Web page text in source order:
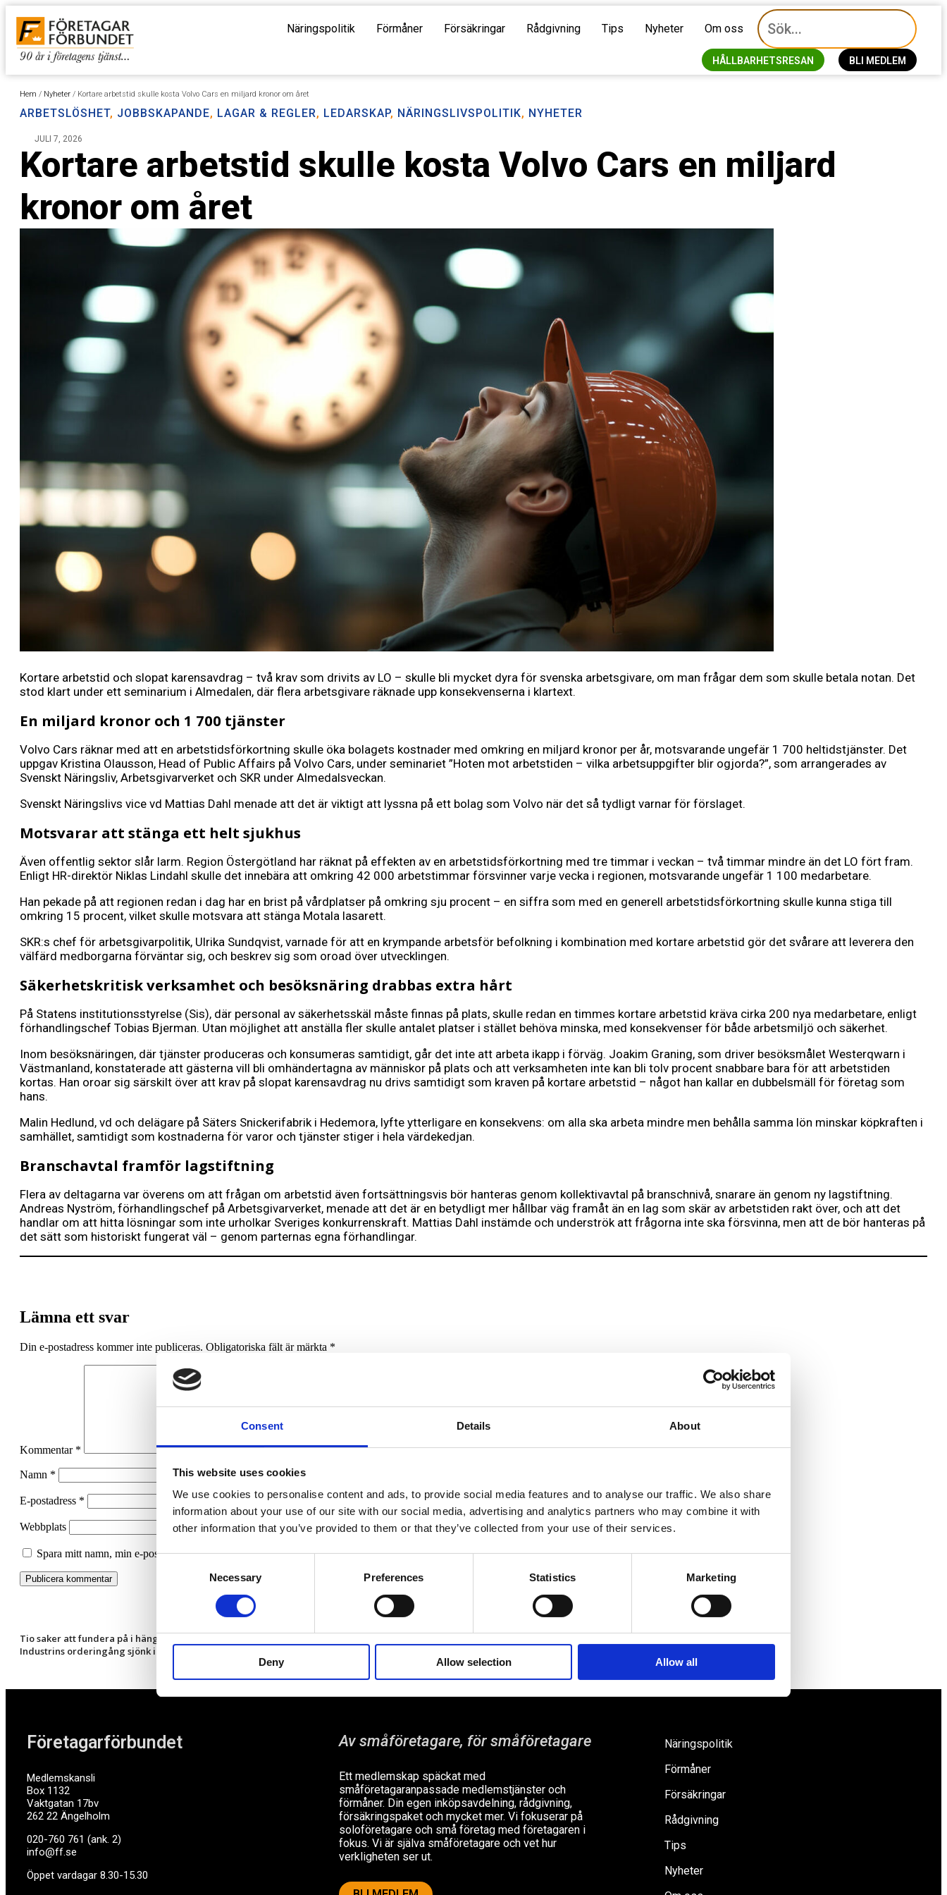
Consent Details About
This website uses cookies
We use cookies to personalise content and ads, to provide social media features and to analyse our traffic. We also share
information about your use of our site with our social media, advertising and analytics partners who may combine it with
other information that you’ve provided to them or that they’ve collected from your use of their services.
Consent
Necessary Preferences Statistics Marketing
Deny Allow selection Allow all
Näringspolitik Förmåner Försäkringar Rådgivning Tips Nyheter Om oss
HÅLLBARHETSRESAN BLI MEDLEM
Hem / Nyheter / Kortare arbetstid skulle kosta Volvo Cars en miljard kronor om året
ARBETSLÖSHET, JOBBSKAPANDE, LAGAR & REGLER, LEDARSKAP, NÄRINGSLIVSPOLITIK, NYHETER
JULI 7, 2026
Kortare arbetstid skulle kosta Volvo Cars en miljard
kronor om året
Kortare arbetstid och slopat karensavdrag – två krav som drivits av LO – skulle bli mycket dyra för svenska arbetsgivare, om man frågar dem som skulle betala notan. Det
stod klart under ett seminarium i Almedalen, där flera arbetsgivare räknade upp konsekvenserna i klartext.
En miljard kronor och 1 700 tjänster
Volvo Cars räknar med att en arbetstidsförkortning skulle öka bolagets kostnader med omkring en miljard kronor per år, motsvarande ungefär 1 700 heltidstjänster. Det
uppgav Kristina Olausson, Head of Public Affairs på Volvo Cars, under seminariet ”Hoten mot arbetstiden – vilka arbetsuppgifter blir ogjorda?”, som arrangerades av
Svenskt Näringsliv, Arbetsgivarverket och SKR under Almedalsveckan.
Svenskt Näringslivs vice vd Mattias Dahl menade att det är viktigt att lyssna på ett bolag som Volvo när det så tydligt varnar för förslaget.
Motsvarar att stänga ett helt sjukhus
Även offentlig sektor slår larm. Region Östergötland har räknat på effekten av en arbetstidsförkortning med tre timmar i veckan – två timmar mindre än det LO fört fram.
Enligt HR-direktör Niklas Lindahl skulle det innebära att omkring 42 000 arbetstimmar försvinner varje vecka i regionen, motsvarande ungefär 1 100 medarbetare.
Han pekade på att regionen redan i dag har en brist på vårdplatser på omkring sju procent – en siffra som med en generell arbetstidsförkortning skulle kunna stiga till
omkring 15 procent, vilket skulle motsvara att stänga Motala lasarett.
SKR:s chef för arbetsgivarpolitik, Ulrika Sundqvist, varnade för att en krympande arbetsför befolkning i kombination med kortare arbetstid gör det svårare att leverera den
välfärd medborgarna förväntar sig, och beskrev sig som oroad över utvecklingen.
Säkerhetskritisk verksamhet och besöksnäring drabbas extra hårt
På Statens institutionsstyrelse (Sis), där personal av säkerhetsskäl måste finnas på plats, skulle redan en timmes kortare arbetstid kräva cirka 200 nya medarbetare, enligt
förhandlingschef Tobias Bjerman. Utan möjlighet att anställa fler skulle antalet platser i stället behöva minska, med konsekvenser för både arbetsmiljö och säkerhet.
Inom besöksnäringen, där tjänster produceras och konsumeras samtidigt, går det inte att arbeta ikapp i förväg. Joakim Graning, som driver besöksmålet Westerqwarn i
Västmanland, konstaterade att gästerna vill bli omhändertagna av människor på plats och att verksamheten inte kan bli tolv procent snabbare bara för att arbetstiden
kortas. Han oroar sig särskilt över att krav på slopat karensavdrag nu drivs samtidigt som kraven på kortare arbetstid – något han kallar en dubbelsmäll för företag som
hans.
Malin Hedlund, vd och delägare på Säters Snickerifabrik i Hedemora, lyfte ytterligare en konsekvens: om alla ska arbeta mindre men behålla samma lön minskar köpkraften i
samhället, samtidigt som kostnaderna för varor och tjänster stiger i hela värdekedjan.
Branschavtal framför lagstiftning
Flera av deltagarna var överens om att frågan om arbetstid även fortsättningsvis bör hanteras genom kollektivavtal på branschnivå, snarare än genom ny lagstiftning.
Andreas Nyström, förhandlingschef på Arbetsgivarverket, menade att det är en betydligt mer hållbar väg framåt än en lag som skär av arbetstiden rakt över, och att det
handlar om att hitta lösningar som inte urholkar Sveriges konkurrenskraft. Mattias Dahl instämde och underströk att frågorna inte ska försvinna, men att de bör hanteras på
det sätt som historiskt fungerat väl – genom parternas egna förhandlingar.
Lämna ett svar
Din e-postadress kommer inte publiceras. Obligatoriska fält är märkta *
Kommentar *
Namn *
E-postadress *
Webbplats
Spara mitt namn, min e-postadress och webbplats i denna webbläsare till nästa gång jag skriver en kommentar.
Tio saker att fundera på i hängmattan
Industrins orderingång sjönk i maj – vad betyder det för mindre företag?
Företagarförbundet
Medlemskansli
Box 1132
Vaktgatan 17bv
262 22 Ängelholm
020-760 761 (ank. 2)
info@ff.se
Öppet vardagar 8.30-15.30
Av småföretagare, för småföretagare
Ett medlemskap späckat med
småföretagaranpassade medlemstjänster och
förmåner. Din egen inköpsavdelning, rådgivning,
försäkringspaket och mycket mer. Vi fokuserar på
soloföretagare och små företag med företagaren i
fokus. Vi är själva småföretagare och vet hur
verkligheten ser ut.
Näringspolitik
Förmåner
Försäkringar
Rådgivning
Tips
Nyheter